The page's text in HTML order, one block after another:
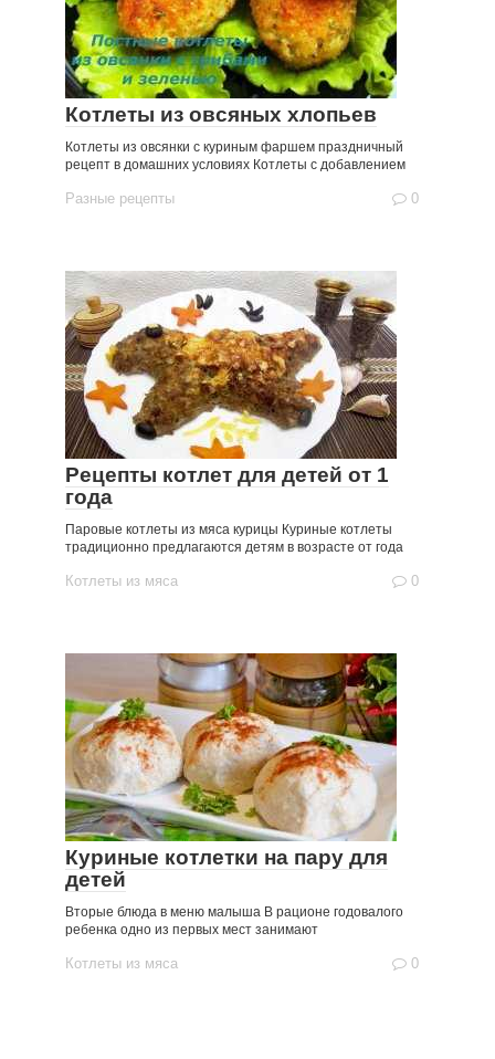
Котлеты из овсяных хлопьев
Котлеты из овсянки с куриным фаршем праздничный
рецепт в домашних условиях Котлеты с добавлением
Разные рецепты 0
Рецепты котлет для детей от 1
года
Паровые котлеты из мяса курицы Куриные котлеты
традиционно предлагаются детям в возрасте от года
Котлеты из мяса 0
Куриные котлетки на пару для
детей
Вторые блюда в меню малыша В рационе годовалого
ребенка одно из первых мест занимают
Котлеты из мяса 0